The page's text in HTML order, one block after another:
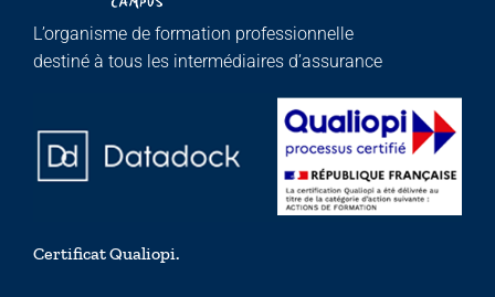
L’organisme de formation professionnelle
destiné à tous les intermédiaires d’assurance
Certificat Qualiopi.